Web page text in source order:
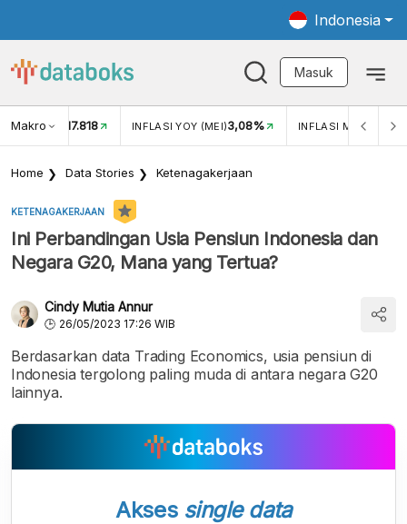
Indonesia
Masuk
Makro
USD/IDR 17.818 INFLASI YOY (MEI)3,08% INFLASI MOM (MEI)
Home Data Stories Ketenagakerjaan
KETENAGAKERJAAN
Ini Perbandingan Usia Pensiun Indonesia dan
Negara G20, Mana yang Tertua?
Cindy Mutia Annur
26/05/2023 17:26 WIB
Berdasarkan data Trading Economics, usia pensiun di
Indonesia tergolong paling muda di antara negara G20
lainnya.
Akses single data